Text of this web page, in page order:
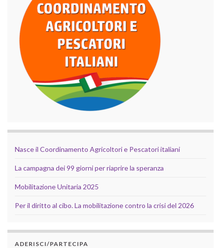
Nasce il Coordinamento Agricoltori e Pescatori italiani
La campagna dei 99 giorni per riaprire la speranza
Mobilitazione Unitaria 2025
Per il diritto al cibo. La mobilitazione contro la crisi del 2026
ADERISCI/PARTECIPA